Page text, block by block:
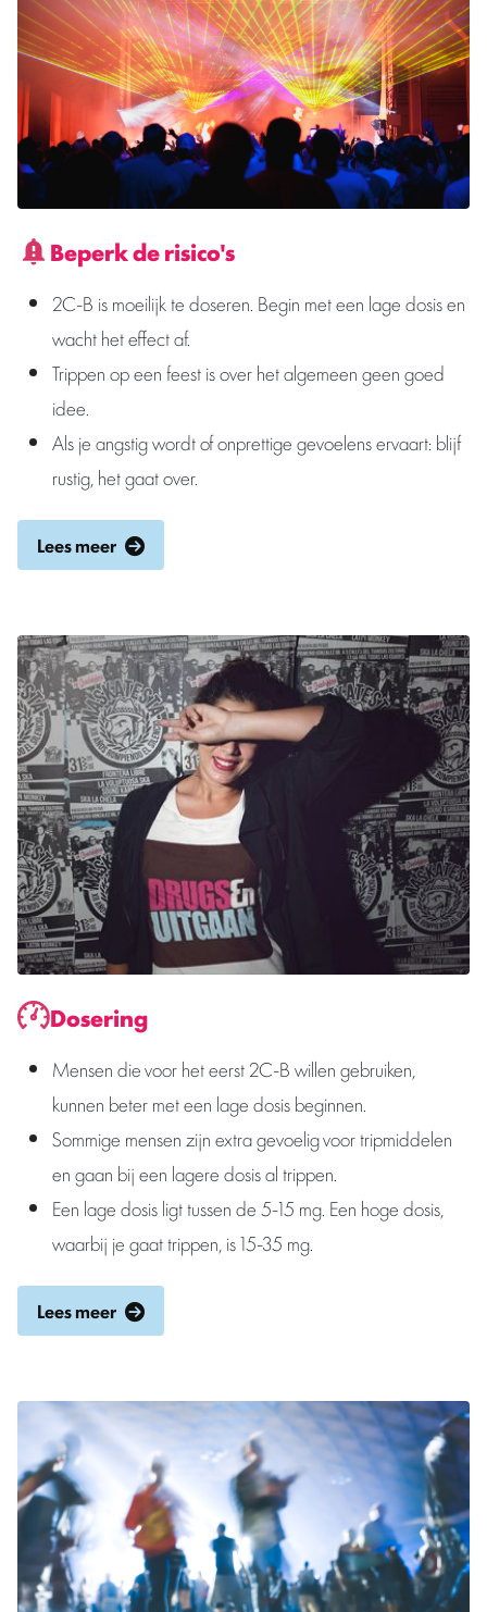
Beperk de risico's
2C-B is moeilijk te doseren. Begin met een lage dosis en
wacht het effect af.
Trippen op een feest is over het algemeen geen goed
idee.
Als je angstig wordt of onprettige gevoelens ervaart: blijf
rustig, het gaat over.
Lees meer
Dosering
Mensen die voor het eerst 2C-B willen gebruiken,
kunnen beter met een lage dosis beginnen.
Sommige mensen zijn extra gevoelig voor tripmiddelen
en gaan bij een lagere dosis al trippen.
Een lage dosis ligt tussen de 5-15 mg. Een hoge dosis,
waarbij je gaat trippen, is 15-35 mg.
Lees meer